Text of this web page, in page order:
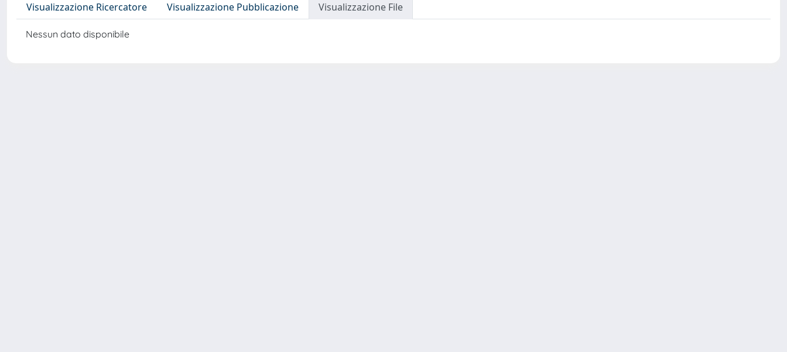
Visualizzazione Ricercatore Visualizzazione Pubblicazione Visualizzazione File
Nessun dato disponibile